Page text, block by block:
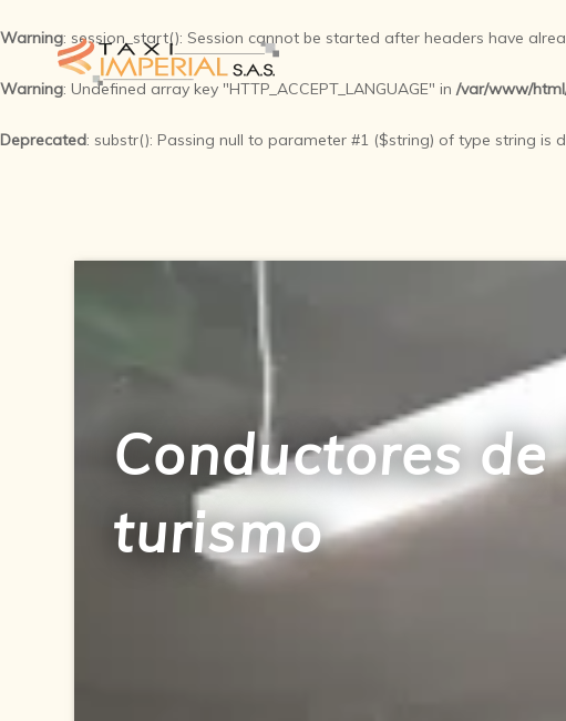
Warning: session_start(): Session cannot be started after headers have
Warning: Undefined array key "HTTP_ACCEPT_LANGUAGE" in /var/www/
Deprecated: substr(): Passing null to parameter #1 ($string) of type string is
Conductores
turismo